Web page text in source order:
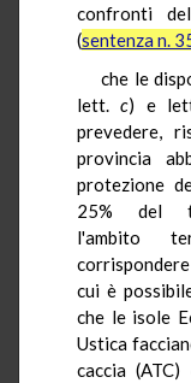
confronti
(sentenza n.
che le
lett.c) e
prevedere,
provincia
protezione
25% del
l'ambito
cui è
che le isole
Ustica
caccia